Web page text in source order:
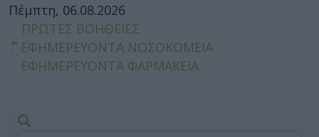
Πέμπτη, 06.08.2026
ΠΡΩΤΕΣ ΒΟΗΘΕΙΕΣ
ΕΦΗΜΕΡΕΥΟΝΤΑ ΝΟΣΟΚΟΜΕΙΑ
ΕΦΗΜΕΡΕΥΟΝΤΑ ΦΑΡΜΑΚΕΙΑ